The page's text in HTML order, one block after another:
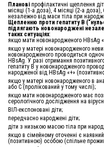
Планові профілактичні щеплення
місяці (1-а доза), 4 місяці (2-а
незалежно від маси тіла при
Щепленню проти гепатиту B
підлягають новонароджені
таких ситуаціях:
якщо мати новонародженого HBsAg
якщо у матері новонародженого
новонародженого проводиться
HBsAg. У разі отримання
гепатиту B у новонародженого
народженої від HBsAg «+»
якщо у матері новонародженого в
або C (пролікований у тому числі);
якщо мати новонародженого має
серологічного дослідження на
ВІЛ-експоновані діти;
передчасно народжені діти;
діти з низькою масою тіла при
якщо в сімейному оточенні є
(позитивною) особою (спільне